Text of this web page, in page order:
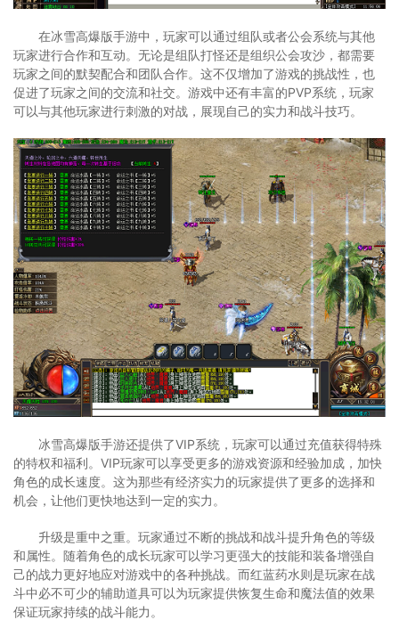
在冰雪高爆版手游中，玩家可以通过组队或者公会系统与其他
玩家进行合作和互动。无论是组队打怪还是组织公会攻沙，都需要
玩家之间的默契配合和团队合作。这不仅增加了游戏的挑战性，也
促进了玩家之间的交流和社交。游戏中还有丰富的PVP系统，玩家
可以与其他玩家进行刺激的对战，展现自己的实力和战斗技巧。
冰雪高爆版手游还提供了VIP系统，玩家可以通过充值获得特殊
的特权和福利。VIP玩家可以享受更多的游戏资源和经验加成，加快
角色的成长速度。这为那些有经济实力的玩家提供了更多的选择和
机会，让他们更快地达到一定的实力。
升级是重中之重。玩家通过不断的挑战和战斗提升角色的等级
和属性。随着角色的成长玩家可以学习更强大的技能和装备增强自
己的战力更好地应对游戏中的各种挑战。而红蓝药水则是玩家在战
斗中必不可少的辅助道具可以为玩家提供恢复生命和魔法值的效果
保证玩家持续的战斗能力。